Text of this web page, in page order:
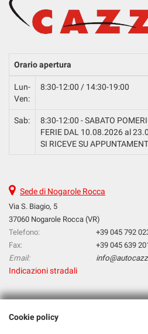
Orario apertura
Lun-
Ven:
8:30-12:00 / 14:30-19:00
Sab:
8:30-12:00 - SABATO
FERIE DAL 10.08.2026 al
SI RICEVE SU
Sede di Nogarole Rocca
Via S. Biagio, 5
37060 Nogarole Rocca (VR)
Telefono:
+39 045 792
Fax:
+39 045 639
Email:
Indicazioni stradali
Dati fiscali:
Cookie policy